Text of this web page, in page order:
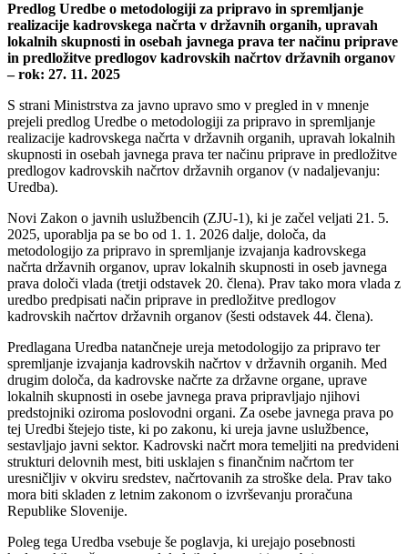
Predlog Uredbe o metodologiji za pripravo in spremljanje
realizacije kadrovskega načrta v državnih organih, upravah
lokalnih skupnosti in osebah javnega prava ter načinu priprave
in predložitve predlogov kadrovskih načrtov državnih organov
– rok: 27. 11. 2025
S strani Ministrstva za javno upravo smo v pregled in v mnenje
prejeli predlog Uredbe o metodologiji za pripravo in spremljanje
realizacije kadrovskega načrta v državnih organih, upravah lokalnih
skupnosti in osebah javnega prava ter načinu priprave in predložitve
predlogov kadrovskih načrtov državnih organov (v nadaljevanju:
Uredba).
Novi Zakon o javnih uslužbencih (ZJU-1), ki je začel veljati 21. 5.
2025, uporablja pa se bo od 1. 1. 2026 dalje, določa, da
metodologijo za pripravo in spremljanje izvajanja kadrovskega
načrta državnih organov, uprav lokalnih skupnosti in oseb javnega
prava določi vlada (tretji odstavek 20. člena). Prav tako mora vlada z
uredbo predpisati način priprave in predložitve predlogov
kadrovskih načrtov državnih organov (šesti odstavek 44. člena).
Predlagana Uredba natančneje ureja metodologijo za pripravo ter
spremljanje izvajanja kadrovskih načrtov v državnih organih. Med
drugim določa, da kadrovske načrte za državne organe, uprave
lokalnih skupnosti in osebe javnega prava pripravljajo njihovi
predstojniki oziroma poslovodni organi. Za osebe javnega prava po
tej Uredbi štejejo tiste, ki po zakonu, ki ureja javne uslužbence,
sestavljajo javni sektor. Kadrovski načrt mora temeljiti na predvideni
strukturi delovnih mest, biti usklajen s finančnim načrtom ter
uresničljiv v okviru sredstev, načrtovanih za stroške dela. Prav tako
mora biti skladen z letnim zakonom o izvrševanju proračuna
Republike Slovenije.
Poleg tega Uredba vsebuje še poglavja, ki urejajo posebnosti